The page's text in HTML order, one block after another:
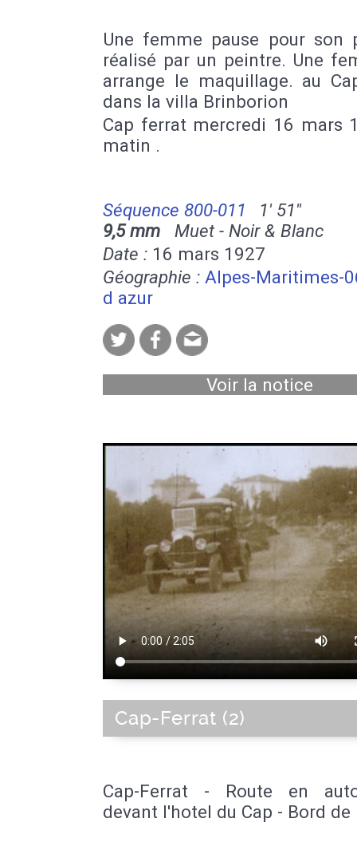
Une femme pause pour son
réalisé par un peintre. Une
arrange le maquillage. au
dans la villa Brinborion
Cap ferrat mercredi 16 mars
matin .
Séquence 800-011
1' 51''
9,5 mm Muet - Noir & Blanc
Date : 16 mars 1927
Géographie : Alpes-Maritimes-
d azur
Voir la notice
Cap-Ferrat (2)
Cap-Ferrat - Route en
devant l'hotel du Cap - Bord de